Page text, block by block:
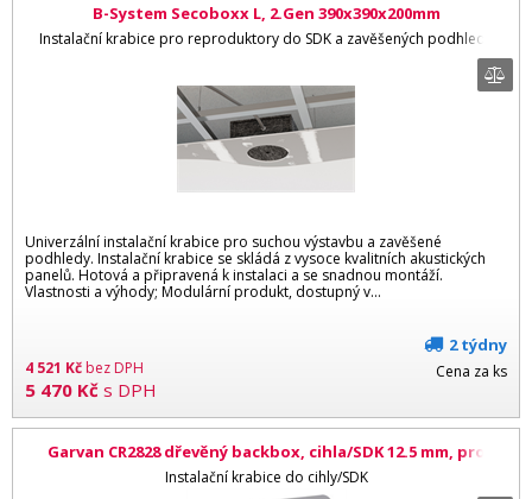
B-System Secoboxx L, 2.Gen 390x390x200mm
Instalační krabice pro reproduktory do SDK a zavěšených podhledů
Univerzální instalační krabice pro suchou výstavbu a zavěšené
podhledy. Instalační krabice se skládá z vysoce kvalitních akustických
panelů. Hotová a připravená k instalaci a se snadnou montáží.
Vlastnosti a výhody; Modulární produkt, dostupný v...
4 521 Kčbez DPH
5 470 Kč s DPH
2 týdny
Cena za ks
Garvan CR2828 dřevěný backbox, cihla/SDK 12.5 mm, pro
repro 280 x 280 mm
Instalační krabice do cihly/SDK